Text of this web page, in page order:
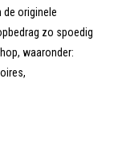
de originele
zo spoedig
waaronder: